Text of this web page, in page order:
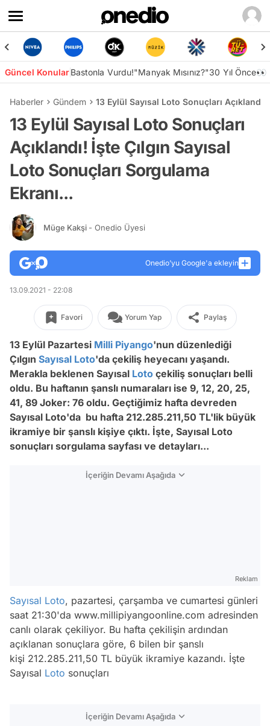
Güncel KonularBastonla Vurdu!"Manyak Mısınız?"30 Yıl Önce👀
Haberler Gündem 13 Eylül Sayısal Loto Sonuçları
13 Eylül Sayısal Loto Sonuçları
Açıklandı! İşte Çılgın Sayısal
Loto Sonuçları Sorgulama
Ekranı...
Müge Kakşi - Onedio Üyesi
Onedio’yu Google'a ekleyin
13.09.2021 - 22:08
Favori Yorum Yap Paylaş
13 Eylül Pazartesi Milli Piyango'nun düzenlediği
Çılgın Sayısal Loto'da çekiliş heyecanı yaşandı.
Merakla beklenen Sayısal Loto çekiliş sonuçları belli
oldu. Bu haftanın şanslı numaraları ise 9, 12, 20, 25,
41, 89 Joker: 76 oldu. Geçtiğimiz hafta devreden
Sayısal Loto'da bu hafta 212.285.211,50 TL'lik büyük
ikramiye bir şanslı kişiye çıktı. İşte, Sayısal Loto
sonuçları sorgulama sayfası ve detayları...
İçeriğin Devamı Aşağıda
Reklam
Sayısal Loto, pazartesi, çarşamba ve cumartesi günleri
saat 21:30'da www.millipiyangoonline.com adresinden
canlı olarak çekiliyor. Bu hafta çekilişin ardından
açıklanan sonuçlara göre, 6 bilen bir şanslı
kişi 212.285.211,50 TL büyük ikramiye kazandı. İşte
Sayısal Loto sonuçları
İçeriğin Devamı Aşağıda